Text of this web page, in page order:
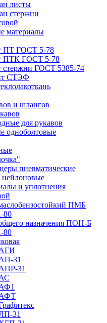
листы
стержни
материалы
ПТ ГОСТ 5-78
ПТК ГОСТ 5-78
стержни ГОСТ 5385-74
СТЭФ
и шлангов
для рукавов
одноболтовые
пневматические
и уплотнения
ПМБ
80
назначения ПОН-Б
80
31
31
31